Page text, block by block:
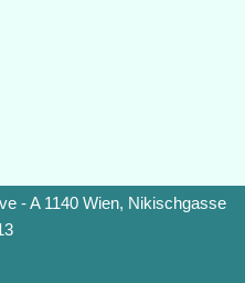
- A 1140 Wien, Nikischgasse